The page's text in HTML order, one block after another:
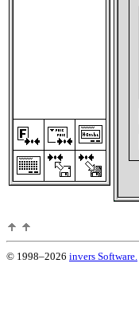
© 1998–2026 invers Software.